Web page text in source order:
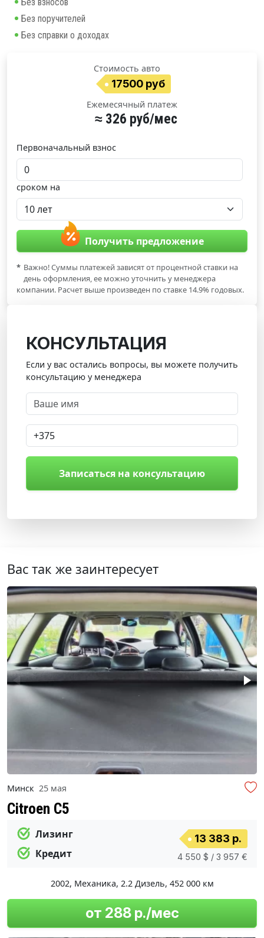
Без поручителей
Без справки о доходах
Стоимость авто
17500 руб
Ежемесячный платеж
≈ 326 руб/мес
Первоначальный взнос
сроком на
Получить предложение
* Важно! Суммы платежей зависят от процентной ставки на
день оформления, ее можно уточнить у менеджера
компании. Расчет выше произведен по ставке 14.9% годовых.
КОНСУЛЬТАЦИЯ
Если у вас остались вопросы, вы можете получить
консультацию у менеджера
Записаться на консультацию
Вас так же заинтересует
Минск 25 мая
Citroen C5
Лизинг
Кредит
13 383 р.
4 550 $ / 3 957 €
2002, Механика, 2.2 Дизель, 452 000 км
от 288 р./мес